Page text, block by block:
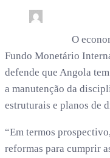
O
Fundo Monetário
defende que Angola
a manutenção da
estruturais e planos de
“Em termos
reformas para cumprir